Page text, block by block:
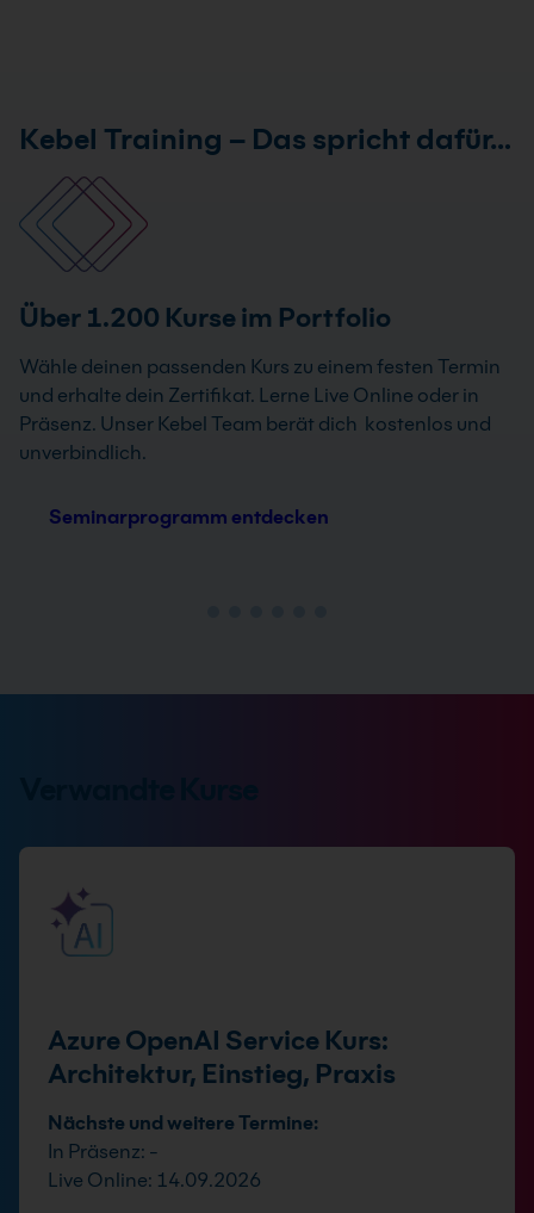
Kebel Training – Das spricht dafür…
Über 1.200 Kurse im Portfolio
Wähle deinen passenden Kurs zu einem festen Termin
und erhalte dein Zertifikat. Lerne Live Online oder in
Präsenz. Unser Kebel Team berät dich kostenlos und
unverbindlich.
Seminarprogramm entdecken
Azure OpenAI Service Kurs:
Architektur, Einstieg, Praxis
Nächste und weitere Termine:
In Präsenz: -
Live Online: 14.09.2026